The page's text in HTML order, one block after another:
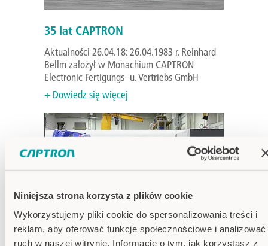
Niniejsza strona korzysta z plików cookie
Wykorzystujemy pliki cookie do spersonalizowania treści i
reklam, aby oferować funkcje społecznościowe i analizować
ruch w naszej witrynie. Informacje o tym, jak korzystasz z
35 lat CAPTRON
Aktualności 26.04.18: 26.04.1983 r. Reinhard
Bellm założył w Monachium CAPTRON
Electronic Fertigungs- u. Vertriebs GmbH
+ Dowiedz się więcej